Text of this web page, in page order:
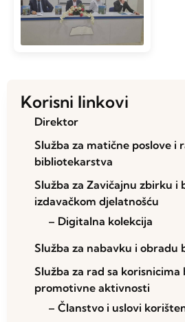
Korisni linkovi
Direktor
Služba za matične poslove i
bibliotekarstva
Služba za Zavičajnu zbirku i
izdavačkom djelatnošću
– Digitalna kolekcija
Služba za nabavku i obradu
Služba za rad sa
promotivne aktivnosti
– Članstvo i uslovi